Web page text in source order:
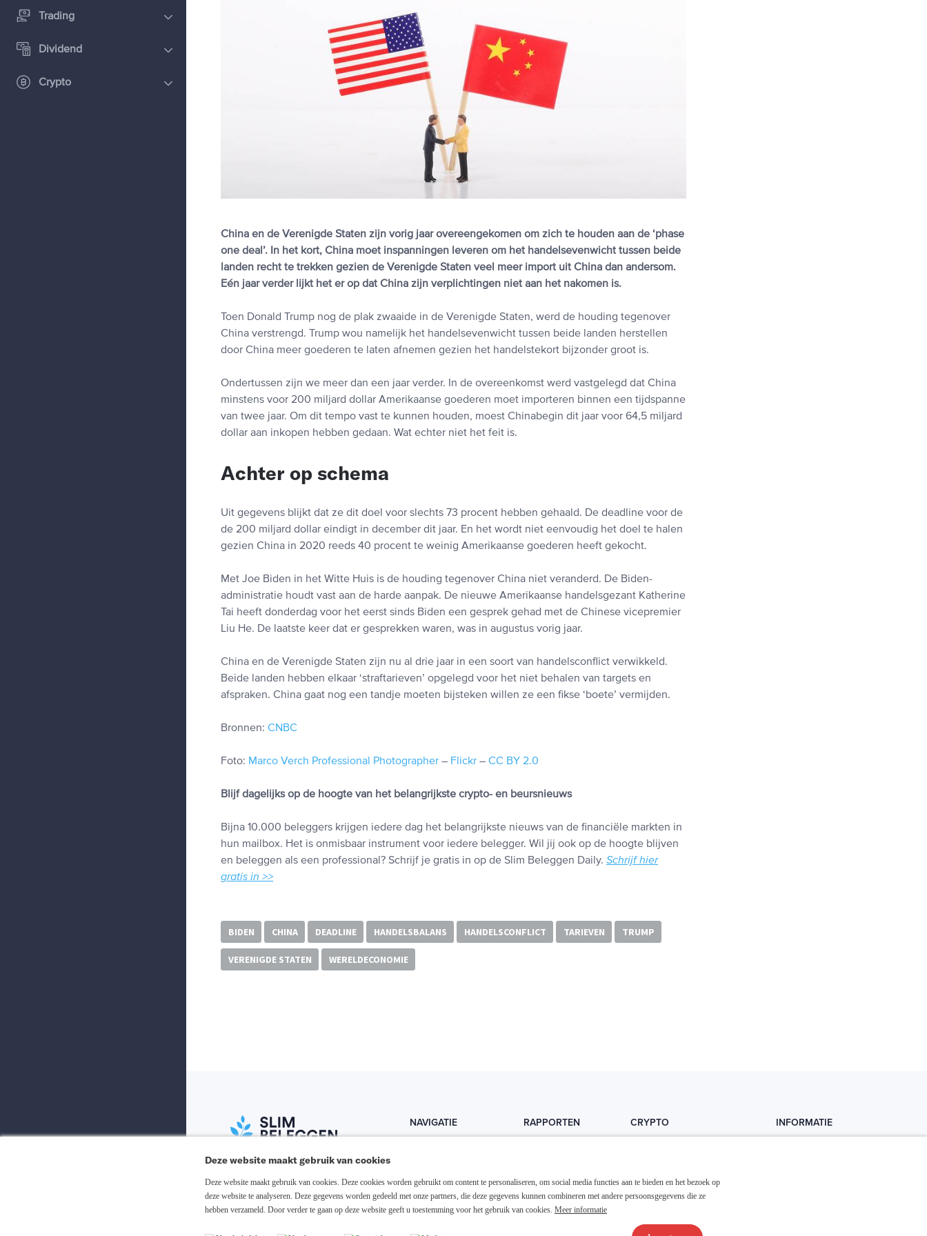
Trading
Dividend
Crypto
China en de Verenigde Staten zijn vorig jaar overeengekomen om zich te houden aan de ‘phase
one deal’. In het kort, China moet inspanningen leveren om het handelsevenwicht tussen beide
landen recht te trekken gezien de Verenigde Staten veel meer import uit China dan andersom.
Eén jaar verder lijkt het er op dat China zijn verplichtingen niet aan het nakomen is.
Toen Donald Trump nog de plak zwaaide in de Verenigde Staten, werd de houding tegenover
China verstrengd. Trump wou namelijk het handelsevenwicht tussen beide landen herstellen
door China meer goederen te laten afnemen gezien het handelstekort bijzonder groot is.
Ondertussen zijn we meer dan een jaar verder. In de overeenkomst werd vastgelegd dat China
minstens voor 200 miljard dollar Amerikaanse goederen moet importeren binnen een tijdspanne
van twee jaar. Om dit tempo vast te kunnen houden, moest Chinabegin dit jaar voor 64,5 miljard
dollar aan inkopen hebben gedaan. Wat echter niet het feit is.
Achter op schema
Uit gegevens blijkt dat ze dit doel voor slechts 73 procent hebben gehaald. De deadline voor de
de 200 miljard dollar eindigt in december dit jaar. En het wordt niet eenvoudig het doel te halen
gezien China in 2020 reeds 40 procent te weinig Amerikaanse goederen heeft gekocht.
Met Joe Biden in het Witte Huis is de houding tegenover China niet veranderd. De Biden-
administratie houdt vast aan de harde aanpak. De nieuwe Amerikaanse handelsgezant Katherine
Tai heeft donderdag voor het eerst sinds Biden een gesprek gehad met de Chinese vicepremier
Liu He. De laatste keer dat er gesprekken waren, was in augustus vorig jaar.
China en de Verenigde Staten zijn nu al drie jaar in een soort van handelsconflict verwikkeld.
Beide landen hebben elkaar ‘straftarieven’ opgelegd voor het niet behalen van targets en
afspraken. China gaat nog een tandje moeten bijsteken willen ze een fikse ‘boete’ vermijden.
Bronnen: CNBC
Foto: Marco Verch Professional Photographer – Flickr – CC BY 2.0
Blijf dagelijks op de hoogte van het belangrijkste crypto- en beursnieuws
Bijna 10.000 beleggers krijgen iedere dag het belangrijkste nieuws van de financiële markten in
hun mailbox. Het is onmisbaar instrument voor iedere belegger. Wil jij ook op de hoogte blijven
en beleggen als een professional? Schrijf je gratis in op de Slim Beleggen Daily. Schrijf hier
gratis in >>
BIDEN CHINA DEADLINE HANDELSBALANS HANDELSCONFLICT TARIEVEN TRUMP
VERENIGDE STATEN WERELDECONOMIE
NAVIGATIE
Media links
RAPPORTEN
Dividend
CRYPTO
Crypto koopgids
INFORMATIE
Deze website maakt gebruik van cookies
Deze website maakt gebruik van cookies. Deze cookies worden gebruikt om content te personaliseren, om social media functies aan te bieden en het bezoek op
deze website te analyseren. Deze gegevens worden gedeeld met onze partners, die deze gegevens kunnen combineren met andere persoonsgegevens die ze
hebben verzameld. Door verder te gaan op deze website geeft u toestemming voor het gebruik van cookies. Meer informatie